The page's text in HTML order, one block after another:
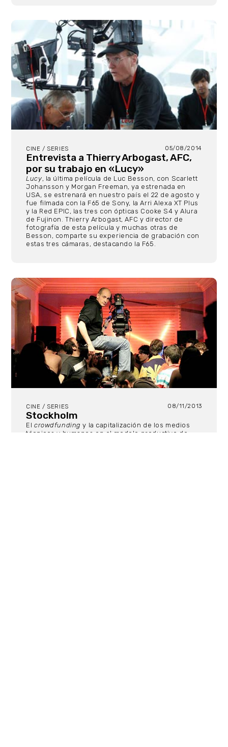
CINE / SERIES 05/08/2014
Entrevista a Thierry Arbogast, AFC,
por su trabajo en «Lucy»
Lucy, la última película de Luc Besson, con Scarlett
Johansson y Morgan Freeman, ya estrenada en
USA, se estrenará en nuestro país el 22 de agosto y
fue filmada con la F65 de Sony, la Arri Alexa XT Plus
y la Red EPIC, las tres con ópticas Cooke S4 y Alura
de Fujinon. Thierry Arbogast, AFC y director de
fotografía de esta película y muchas otras de
Besson, comparte su experiencia de grabación con
estas tres cámaras, destacando la F65.
CINE / SERIES 08/11/2013
Stockholm
El crowdfundingy la capitalización de los medios
técnicos y humanos en el modelo productivo de